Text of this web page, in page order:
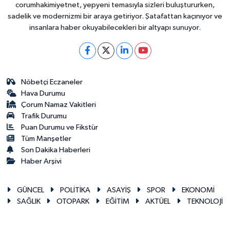
corumhakimiyetnet, yepyeni temasıyla sizleri buluştururken,
sadelik ve modernizmi bir araya getiriyor. Şatafattan kaçınıyor ve
insanlara haber okuyabilecekleri bir altyapı sunuyor.
Nöbetçi Eczaneler
Hava Durumu
Çorum Namaz Vakitleri
Trafik Durumu
Puan Durumu ve Fikstür
Tüm Manşetler
Son Dakika Haberleri
Haber Arşivi
GÜNCEL POLİTİKA ASAYİŞ SPOR
EKONOMİ
SAĞLIK
OTOPARK EĞİTİM AKTÜEL TEKNOLOJİ